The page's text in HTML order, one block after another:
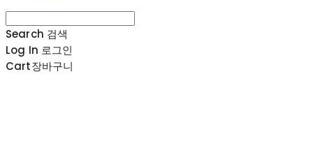
Search 검색
Log In 로그인
Cart장바구니